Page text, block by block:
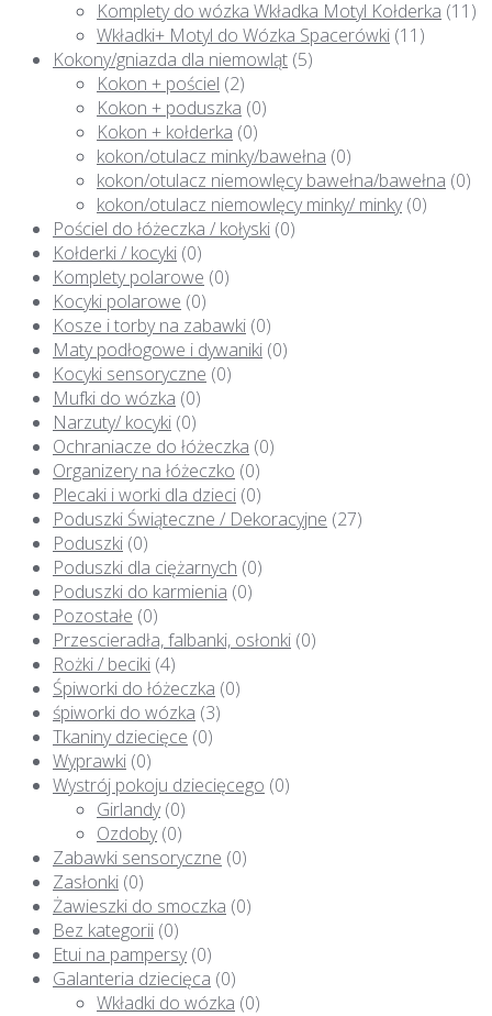
Komplety do wózka Wkładka Motyl Kołderka (11)
Wkładki+ Motyl do Wózka Spacerówki (11)
Kokony/gniazda dla niemowląt (5)
Kokon + pościel (2)
Kokon + poduszka (0)
Kokon + kołderka (0)
kokon/otulacz minky/bawełna (0)
kokon/otulacz niemowlęcy bawełna/bawełna (0)
kokon/otulacz niemowlęcy minky/ minky (0)
Pościel do łóżeczka / kołyski (0)
Kołderki / kocyki (0)
Komplety polarowe (0)
Kocyki polarowe (0)
Kosze i torby na zabawki (0)
Maty podłogowe i dywaniki (0)
Kocyki sensoryczne (0)
Mufki do wózka (0)
Narzuty/ kocyki (0)
Ochraniacze do łóżeczka (0)
Organizery na łóżeczko (0)
Plecaki i worki dla dzieci (0)
Poduszki Świąteczne / Dekoracyjne (27)
Poduszki (0)
Poduszki dla ciężarnych (0)
Poduszki do karmienia (0)
Pozostałe (0)
Przescieradła, falbanki, osłonki (0)
Rożki / beciki (4)
Śpiworki do łóżeczka (0)
śpiworki do wózka (3)
Tkaniny dziecięce (0)
Wyprawki (0)
Wystrój pokoju dziecięcego (0)
Girlandy (0)
Ozdoby (0)
Zabawki sensoryczne (0)
Zasłonki (0)
Żawieszki do smoczka (0)
Bez kategorii (0)
Etui na pampersy (0)
Galanteria dziecięca (0)
Wkładki do wózka (0)